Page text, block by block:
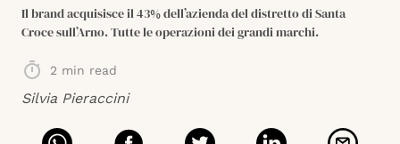
Il brand acquisisce il 43% dell’azienda del distretto di Santa
Croce sull’Arno. Tutte le operazioni dei grandi marchi.
2 min read
Silvia Pieraccini